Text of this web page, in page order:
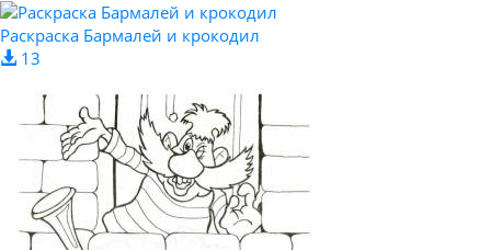
Раскраска Бармалей и крокодил
13